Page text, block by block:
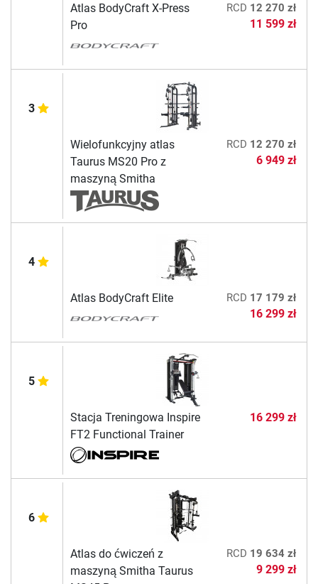
Atlas BodyCraft X-Press
Pro
RCD 12 270 zł
11 599 zł
3
Wielofunkcyjny atlas
Taurus MS20 Pro z
maszyną Smitha
RCD 12 270 zł
6 949 zł
4
Atlas BodyCraft Elite RCD 17 179 zł
16 299 zł
5
Stacja Treningowa Inspire
FT2 Functional Trainer
16 299 zł
6
Atlas do ćwiczeń z
maszyną Smitha Taurus
RCD 19 634 zł
9 299 zł